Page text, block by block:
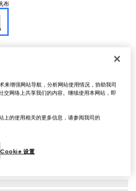
布
增强网站导航，分析网站使用情况，协助我司
交网络上共享我们的内容。继续使用本网站，即
上的使用相关的更多信息，请参阅我司的
Cookie 设置